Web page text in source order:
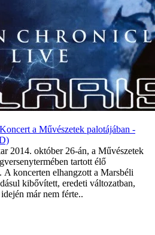
a Művészetek palotájában -
2014. október 26-án, a Művészetek
tartott élő
A koncerten elhangzott a Marsbéli
kibővített, eredeti változatban,
már nem férte..